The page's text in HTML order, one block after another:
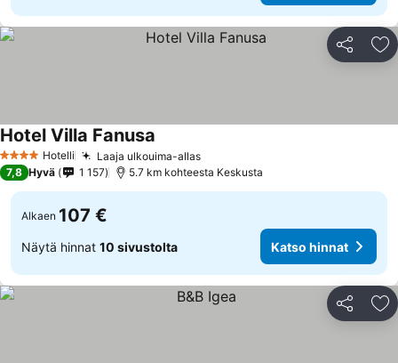
Jaa
4 Tähtiluokitus
Hotelli Laaja ulkouima-allas
Hotel Villa Fanusa
7,8 Hyvä 1 157 5.7 km kohteesta Keskusta
Alkaen 107 €
Näytä hinnat 10 sivustolta Katso hinnat
Jaa